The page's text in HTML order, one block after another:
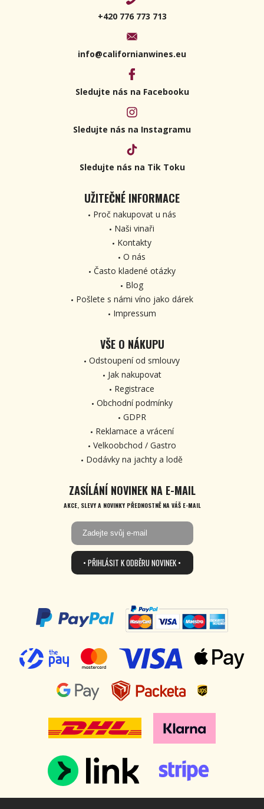
+420 776 773 713
info@californianwines.eu
Sledujte nás na Facebooku
Sledujte nás na Instagramu
Sledujte nás na Tik Toku
UŽITEČNÉ INFORMACE
Proč nakupovat u nás
Naši vinaři
Kontakty
O nás
Často kladené otázky
Blog
Pošlete s námi víno jako dárek
Impressum
VŠE O NÁKUPU
Odstoupení od smlouvy
Jak nakupovat
Registrace
Obchodní podmínky
GDPR
Reklamace a vrácení
Velkoobchod / Gastro
Dodávky na jachty a lodě
ZASÍLÁNÍ NOVINEK NA E-MAIL
AKCE, SLEVY A NOVINKY PŘEDNOSTNĚ NA VÁŠ E-MAIL
• PŘIHLÁSIT K ODBĚRU NOVINEK •